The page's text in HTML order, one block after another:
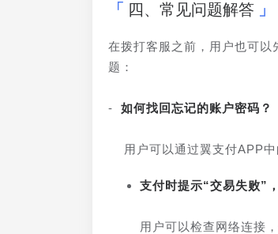
四、常见问题解答
在拨打客服之前，用户也可
题：
- 如何找回忘记的账户密码？
用户可以通过翼支付APP
支付时提示“交易失败”
用户可以检查网络连接